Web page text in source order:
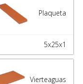
Plaqueta
5x25x1
Vierteaguas